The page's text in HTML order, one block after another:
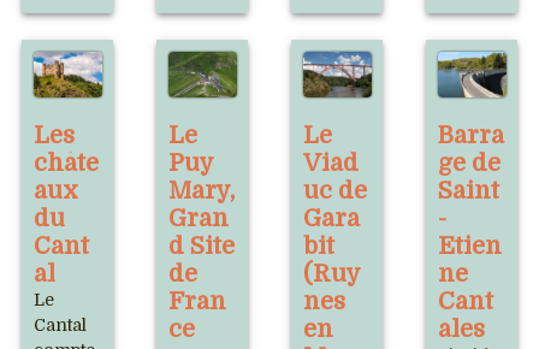
Les
châte
aux
du
Cant
al
Le
Cantal
Le
Puy
Mary,
Gran
d Site
de
Fran
ce
Le
Viad
uc de
Gara
bit
(Ruy
nes
en
Barra
ge de
Saint
-
Etien
ne
Cant
ales